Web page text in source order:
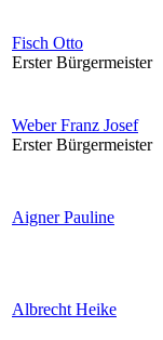
Fisch Otto
Erster Bürgermeister
Weber Franz Josef
Erster Bürgermeister
Aigner Pauline
Albrecht Heike